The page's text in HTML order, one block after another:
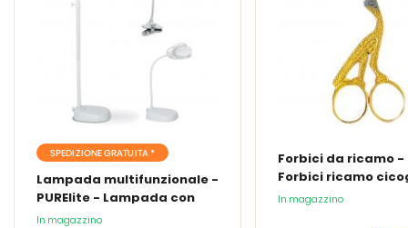
SPEDIZIONE GRATUITA *
Lampada multifunzionale -
PURElite - Lampada con
lente d'ingrandimento
In magazzino
Forbici da ricamo -
Forbici ricamo
In magazzino